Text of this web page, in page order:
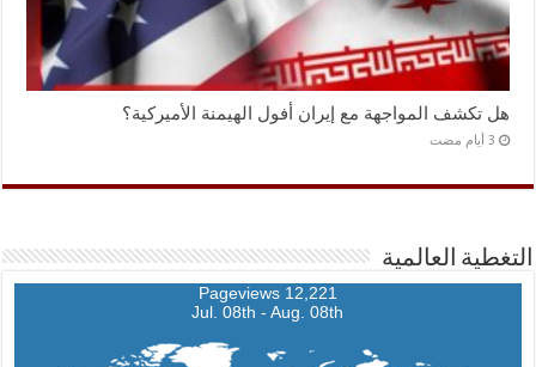
هل تكشف المواجهة مع إيران أفول الهيمنة الأميركية؟
التغطية العالمية
12,221 Pageviews
Jul. 08th - Aug. 08th